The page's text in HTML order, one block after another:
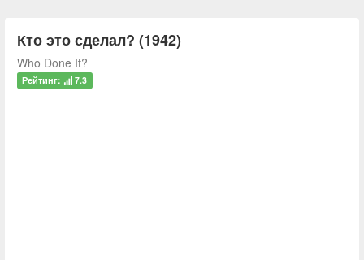
Кто это сделал? (1942)
Who Done It?
Рейтинг: 7.3